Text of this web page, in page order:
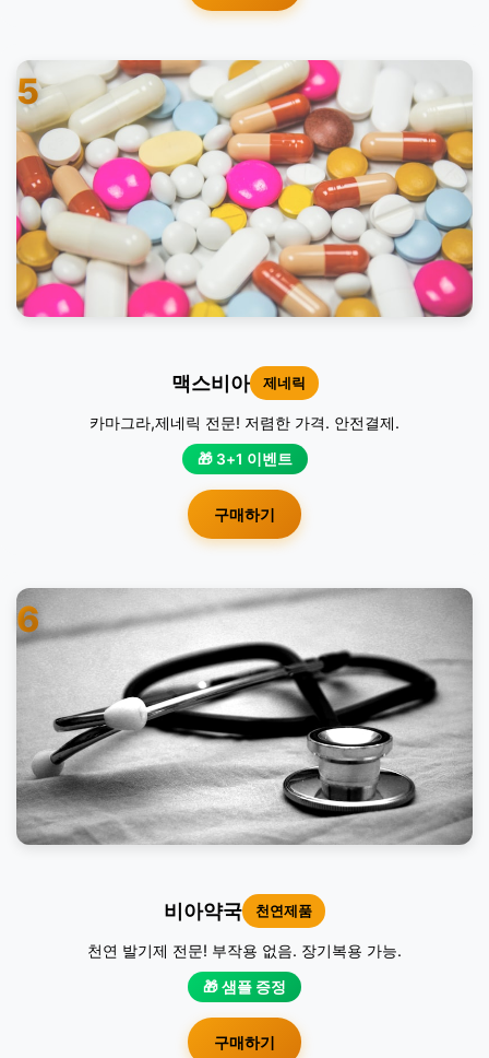
5
맥스비아 제네릭
카마그라,제네릭 전문! 저렴한 가격. 안전결제.
🎁 3+1 이벤트
구매하기
6
비아약국 천연제품
천연 발기제 전문! 부작용 없음. 장기복용 가능.
🎁 샘플 증정
구매하기